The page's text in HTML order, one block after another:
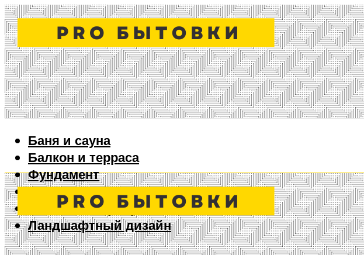
Баня и сауна
Балкон и терраса
Фундамент
Ворота и забор
Дизайн интерьера
Ландшафтный дизайн